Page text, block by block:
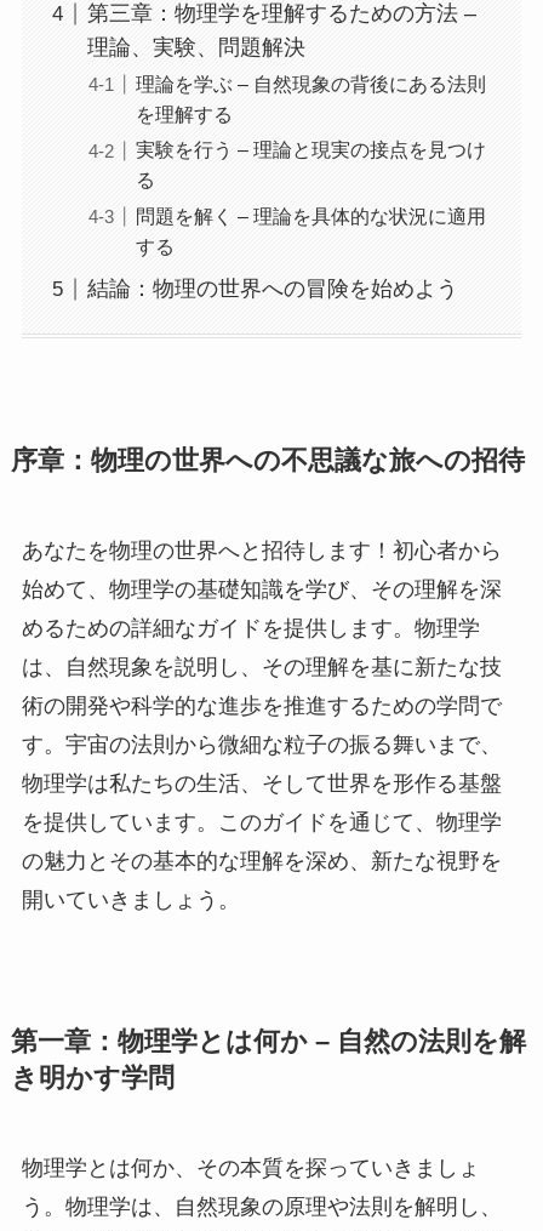
第三章：物理学を理解するための方法 –
理論、実験、問題解決
理論を学ぶ – 自然現象の背後にある法則
を理解する
実験を行う – 理論と現実の接点を見つけ
る
問題を解く – 理論を具体的な状況に適用
する
結論：物理の世界への冒険を始めよう
序章：物理の世界への不思議な旅への招待
あなたを物理の世界へと招待します！初心者から
始めて、物理学の基礎知識を学び、その理解を深
めるための詳細なガイドを提供します。物理学
は、自然現象を説明し、その理解を基に新たな技
術の開発や科学的な進歩を推進するための学問で
す。宇宙の法則から微細な粒子の振る舞いまで、
物理学は私たちの生活、そして世界を形作る基盤
を提供しています。このガイドを通じて、物理学
の魅力とその基本的な理解を深め、新たな視野を
開いていきましょう。
第一章：物理学とは何か – 自然の法則を解
き明かす学問
物理学とは何か、その本質を探っていきましょ
う。物理学は、自然現象の原理や法則を解明し、